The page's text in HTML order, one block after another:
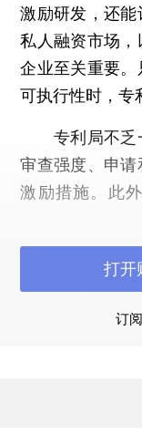
激励研发，还能
私人融资市场
企业至关重要
可执行性时，专
专利局不乏
审查强度、申
激励措施。此
2%，高价值专
最近的理论研
院的改革可
订
打开